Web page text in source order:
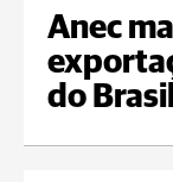
Anec
do